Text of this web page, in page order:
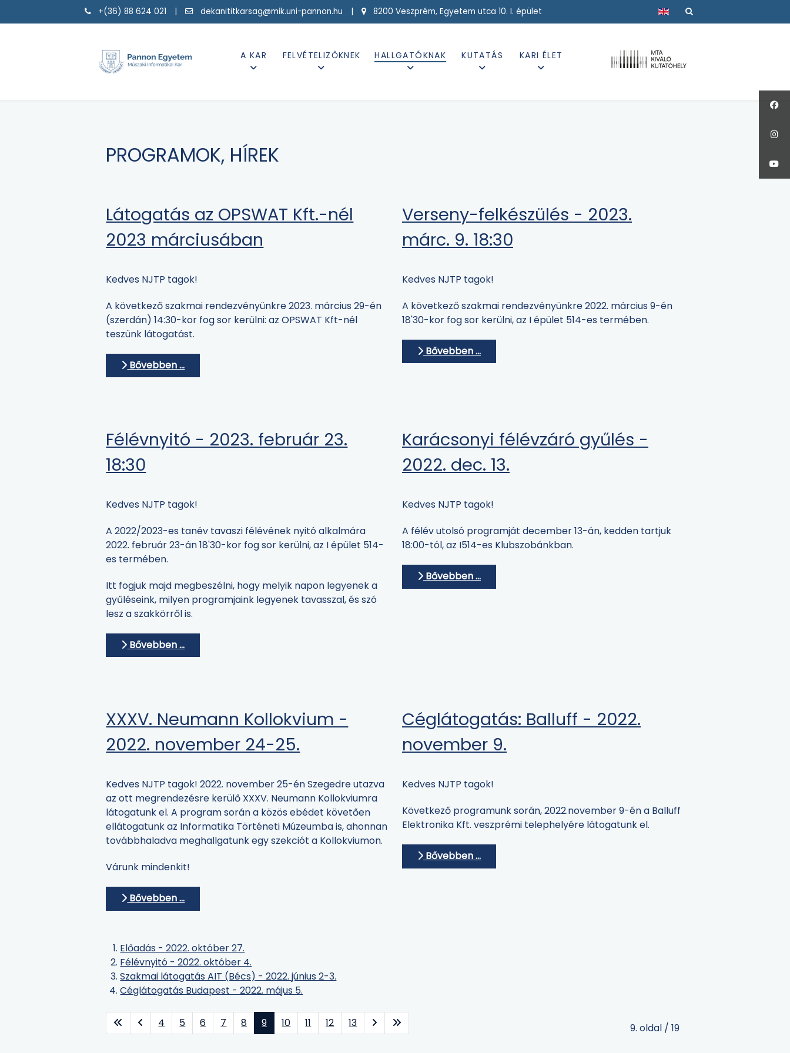
+(36) 88 624 021 | dekanititkarsag@mik.uni-pannon.hu | 8200 Veszprém, Egyetem utca 10. I. épület Válasszon nyelvet
A KAR FELVÉTELIZŐKNEK HALLGATÓKNAK KUTATÁS KARI ÉLET
PROGRAMOK, HÍREK
Látogatás az OPSWAT Kft.-nél
2023 márciusában
Kedves NJTP tagok!
A következő szakmai rendezvényünkre 2023. március 29-én
(szerdán) 14:30-kor fog sor kerülni: az OPSWAT Kft-nél
teszünk látogatást.
Bővebben …
Verseny-felkészülés - 2023.
márc. 9. 18:30
Kedves NJTP tagok!
A következő szakmai rendezvényünkre 2022. március 9-én
18'30-kor fog sor kerülni, az I épület 514-es termében.
Bővebben …
Félévnyitó - 2023. február 23.
18:30
Kedves NJTP tagok!
A 2022/2023-es tanév tavaszi félévének nyitó alkalmára
2022. február 23-án 18'30-kor fog sor kerülni, az I épület 514-
es termében.
Itt fogjuk majd megbeszélni, hogy melyik napon legyenek a
gyűléseink, milyen programjaink legyenek tavasszal, és szó
lesz a szakkörről is.
Bővebben …
Karácsonyi félévzáró gyűlés -
2022. dec. 13.
Kedves NJTP tagok!
A félév utolsó programját december 13-án, kedden tartjuk
18:00-tól, az I514-es Klubszobánkban.
Bővebben …
XXXV. Neumann Kollokvium -
2022. november 24-25.
Kedves NJTP tagok! 2022. november 25-én Szegedre utazva
az ott megrendezésre kerülő XXXV. Neumann Kollokviumra
látogatunk el. A program során a közös ebédet követően
ellátogatunk az Informatika Történeti Múzeumba is, ahonnan
továbbhaladva meghallgatunk egy szekciót a Kollokviumon.
Várunk mindenkit!
Bővebben …
Céglátogatás: Balluff - 2022.
november 9.
Kedves NJTP tagok!
Következő programunk során, 2022.november 9-én a Balluff
Elektronika Kft. veszprémi telephelyére látogatunk el.
Bővebben …
Előadás - 2022. október 27.
Félévnyitó - 2022. október 4.
Szakmai látogatás AIT (Bécs) - 2022. június 2-3.
Céglátogatás Budapest - 2022. május 5.
9. oldal / 19
4 5 6 7 8 9 10 11 12 13